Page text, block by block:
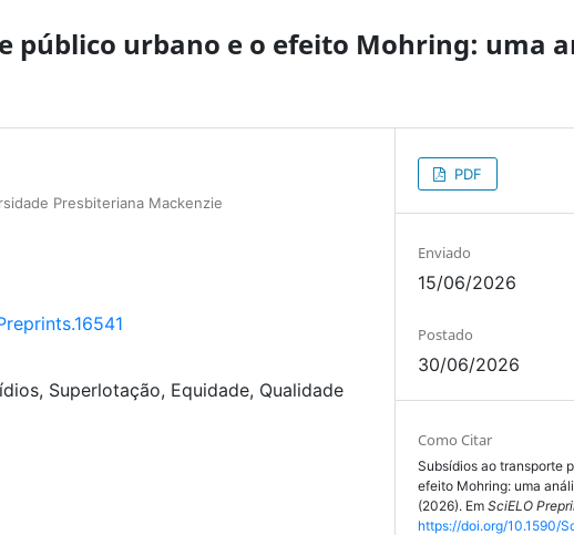
público urbano e o efeito Mohring: uma
Presbiteriana Mackenzie
Superlotação, Equidade, Qualidade
PDF
Enviado
15/06/2026
Postado
30/06/2026
Como Citar
Subsídios ao transporte
efeito Mohring: uma
(2026). EmSciELO
https://doi.org/10.1590/